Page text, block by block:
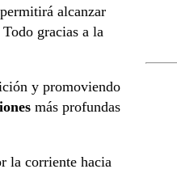
alcanzar
gracias a la
y promoviendo
más profundas
la corriente hacia